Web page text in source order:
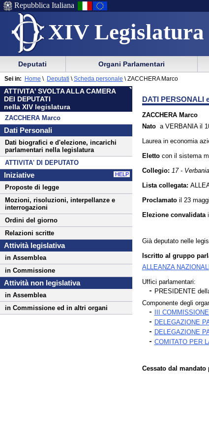
XIV Legislatura
Menu
di
ausilio
alla
navigazione
Menu
di
navigazione
principale
Repubblica Italiana
Menu
di
navigazione
principale
menu
di
sezione
Deputati Organi Parlamentari
ATTIVITA' SVOLTA ALLA CAMERA
DEI DEPUTATI
nella XIV legislatura
ZACCHERA Marco
Dati Personali
Dati biografici e d'elezione, incarichi
parlamentari nella legislatura
ATTIVITA' DI DEPUTATO
Iniziative HELP
Proposte di legge
Mozioni, risoluzioni, interpellanze e
interrogazioni
Ordini del giorno
Relazioni scritte
Attività legislativa
in Assemblea
in Commissione
Attività non legislativa
in Assemblea
in Commissione ed in altri organi
Sei in: Home \ Deputati \ Scheda personale \ ZACCHERA Marco
DATI PERSONALI
ZACCHERA Marco
Nato a VERBANIA il
Laurea in economia
Eletto con il sistema
Collegio: 17 - Verbania
Lista collegata:
Proclamato il 23
Elezione convalidata
Già deputato nelle
Iscritto al gruppo
ALLEANZA
Uffici parlamentari:
PRESIDENTE
Componente degli
III
DELEGAZIONE
DELEGAZIONE
COMITATO PER
Cessato dal mandato